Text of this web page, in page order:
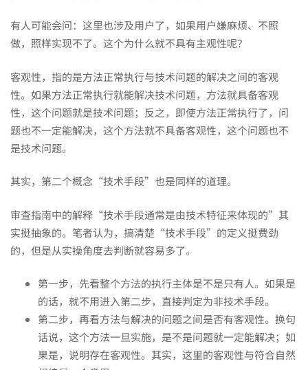
有人可能会问：这里也涉及用户了，如果用户嫌麻烦、不照
做，照样实现不了。这个为什么就不具有主观性呢？
客观性，指的是方法正常执行与技术问题的解决之间的客观
性。如果方法正常执行就能解决技术问题，方法就具备客观
性，这个问题就是技术问题；反之，即使方法正常执行了，问
题也不一定能解决，这个方法就不具备客观性，这个问题也不
是技术问题。
其实，第二个概念“技术手段”也是同样的道理。
审查指南中的解释“技术手段通常是由技术特征来体现的”其
实挺抽象的。笔者认为，搞清楚“技术手段”的定义挺费劲
的，但是从实操角度去判断就容易多了。
第一步，先看整个方法的执行主体是不是只有人。如果是
的话，就不用进入第二步，直接判定为非技术手段。
第二步，再看方法与解决的问题之间是否有客观性。换句
话说，这个方法一旦实施，是不是问题就一定能解决；如
果是，说明存在客观性。其实，这里的客观性与符合自然